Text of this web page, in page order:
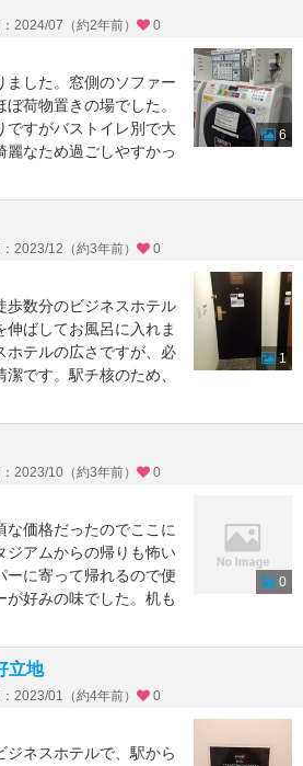
2024/07（約2年前） 0
ました。窓側のソファー
荷物置きの場でした。
ですがバストイレ別で大
なため過ごしやすかっ
6
2023/12（約3年前） 0
歩数分のビジネスホテル
ばしてお風呂に入れま
ホテルの広さですが、必
です。駅チ核のため、
1
2023/10（約3年前） 0
な価格だったのでここに
ジアムからの帰りも怖い
ーに寄って帰れるので便
好みの味でした。机も
0
立地
2023/01（約4年前） 0
ジネスホテルで、駅から